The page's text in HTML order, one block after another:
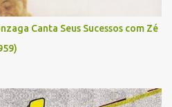
Canta Seus Sucessos com Zé